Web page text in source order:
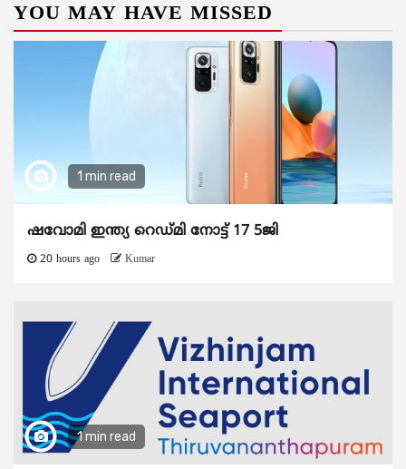
YOU MAY HAVE MISSED
1 min read
ഷവോമി ഇന്ത്യ റെഡ്മി നോട്ട് 17 5ജി
20 hours ago Kumar
1 min read